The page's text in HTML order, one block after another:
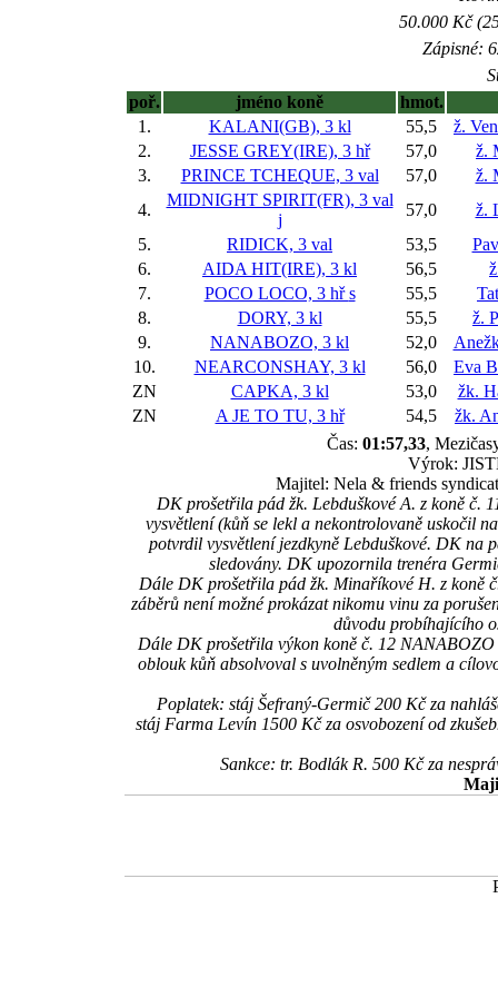
50.000 Kč
Zápisné:
poř.
jméno koně
hmot.
1.
KALANI(GB), 3 kl 55,5
ž.
2.
JESSE GREY(IRE), 3 hř 57,0
ž.
3.
PRINCE TCHEQUE, 3 val 57,0
ž.
4.
MIDNIGHT SPIRIT(FR), 3 val
j
57,0
ž.
5.
RIDICK, 3 val 53,5
6.
AIDA HIT(IRE), 3 kl 56,5
7.
POCO LOCO, 3 hřs 55,5
8.
DORY, 3 kl 55,5
ž.
9.
NANABOZO, 3 kl 52,0
10.
NEARCONSHAY, 3 kl 56,0
Eva
ZN
CAPKA, 3 kl 53,0
žk.
ZN
A JE TO TU, 3 hř 54,5
žk.
Čas: 01:57,33,
Výrok:
Majitel: Nela & friends
DK prošetřila pád žk. Lebduškové A. z koně č.
vysvětlení (kůň se lekl a nekontrolovaně uskočil
potvrdil vysvětlení jezdkyně Lebduškové. DK na
sledovány. DK upozornila trenéra
Dále DK prošetřila pád žk. Minaříkové H. z koně
záběrů není možné prokázat nikomu vinu za
důvodu probíhajícího
Dále DK prošetřila výkon koně č. 12
oblouk kůň absolvoval s uvolněným sedlem a
Poplatek: stáj Šefraný-Germič 200 Kč za
stáj Farma Levín 1500 Kč za osvobození od
Sankce: tr. Bodlák R. 500 Kč za